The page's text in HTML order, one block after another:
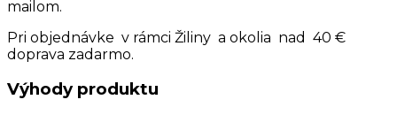
mailom.
Pri objednávke v rámci Žiliny a okolia nad 40 €
doprava zadarmo.
Výhody produktu